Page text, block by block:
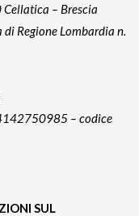
– Brescia
Regione Lombardia n.
– codice
SUL